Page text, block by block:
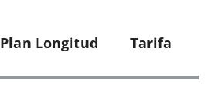
Plan Longitud Tarifa